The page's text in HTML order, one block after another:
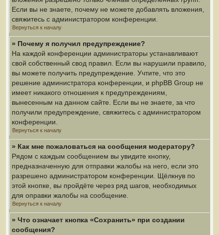
Если вы не знаете, почему не можете добавлять вложения,
свяжитесь с администратором конференции.
Вернуться к началу
» Почему я получил предупреждение?
На каждой конференции администраторы устанавливают
свой собственный свод правил. Если вы нарушили правило,
вы можете получить предупреждение. Учтите, что это
решение администратора конференции, и phpBB Group не
имеет никакого отношения к предупреждениям,
вынесенным на данном сайте. Если вы не знаете, за что
получили предупреждение, свяжитесь с администратором
конференции.
Вернуться к началу
» Как мне пожаловаться на сообщения модератору?
Рядом с каждым сообщением вы увидите кнопку,
предназначенную для отправки жалобы на него, если это
разрешено администратором конференции. Щёлкнув по
этой кнопке, вы пройдёте через ряд шагов, необходимых
для оправки жалобы на сообщение.
Вернуться к началу
» Что означает кнопка «Сохранить» при создании
сообщения?